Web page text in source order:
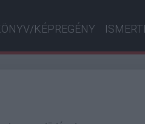
KÉPREGÉNY